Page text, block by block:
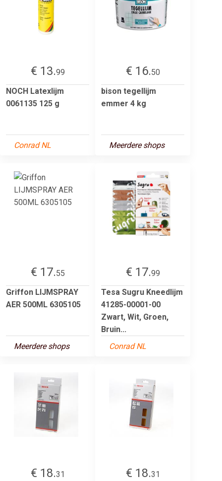
€ 13.99
NOCH Latexlijm
0061135 125 g
Conrad NL
€ 16.50
bison tegellijm
emmer 4 kg
Meerdere shops
€ 17.55
Griffon LIJMSPRAY
AER 500ML 6305105
Meerdere shops
€ 17.99
Tesa Sugru Kneedlijm
41285-00001-00
Zwart, Wit, Groen,
Bruin...
Conrad NL
€ 18.31
€ 18.31